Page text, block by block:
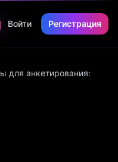
Войти Регистрация
для анкетирования: